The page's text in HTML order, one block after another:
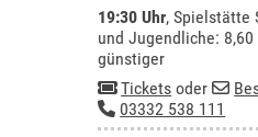
19:30 Uhr, Spielstätte
und Jugendliche:
günstiger
Tickets oder
03332 538 111